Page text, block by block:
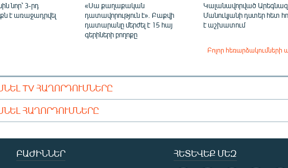
նոր՝ 3-րդ
է առաջադրվել
«Սա քաղաքական
դատավորություն է». Բաքվի
դատարանը մերժել է 15 հայ
գերիների բողոքը
Կալանավորված Արեգնազ
Մանուկյանի դստեր հետ
է աշխատում
Բոլոր հեռարձակումների
TV ՀԱՂՈՐԴՈՒՄՆԵՐԸ
ՀԱՂՈՐԴՈՒՄՆԵՐԸ
ՀԵՏԵՎԵՔ ՄԵԶ
ԲԱԺԻՆՆԵՐ